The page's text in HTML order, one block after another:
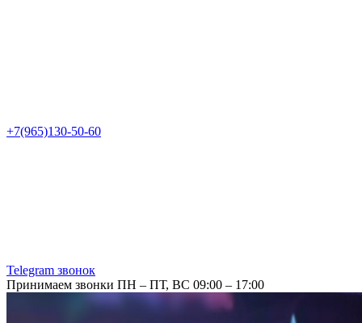
+7(965)130-50-60
Telegram звонок
Принимаем звонки ПН – ПТ, ВС 09:00 – 17:00